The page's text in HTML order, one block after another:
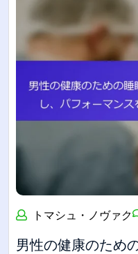
トマシュ・ノヴァク
男性の健康のため